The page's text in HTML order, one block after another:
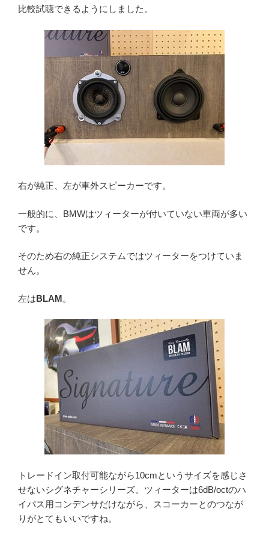
比較試聴できるようにしました。
右が純正、左が車外スピーカーです。
一般的に、BMWはツィーターが付いていない車両が多い
です。
そのため右の純正システムではツィーターをつけていま
せん。
左はBLAM。
トレードイン取付可能ながら10cmというサイズを感じさ
せないシグネチャーシリーズ。ツィーターは6dB/octのハ
イパス用コンデンサだけながら、スコーカーとのつなが
りがとてもいいですね。